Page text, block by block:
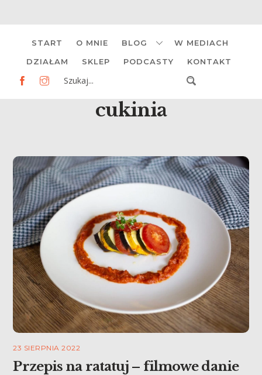
content
START O MNIE BLOG W MEDIACH
DZIAŁAM SKLEP PODCASTY KONTAKT
cukinia
23 SIERPNIA 2022
Przepis na ratatuj – filmowe danie